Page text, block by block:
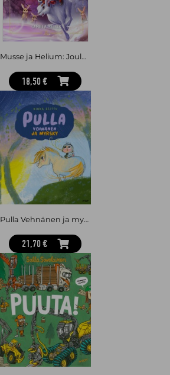
Musse ja Helium: Joulun taika
18,50 €
Pulla Vehnänen ja myrsky
21,70 €